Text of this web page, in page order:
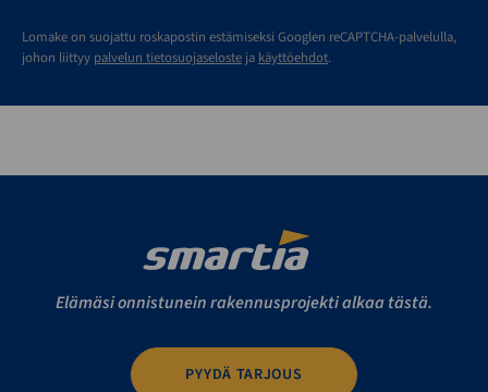
Lomake on suojattu roskapostin estämiseksi Googlen reCAPTCHA-palvelulla,
johon liittyy palvelun tietosuojaseloste ja käyttöehdot.
Elämäsi onnistunein rakennusprojekti alkaa tästä.
PYYDÄ TARJOUS